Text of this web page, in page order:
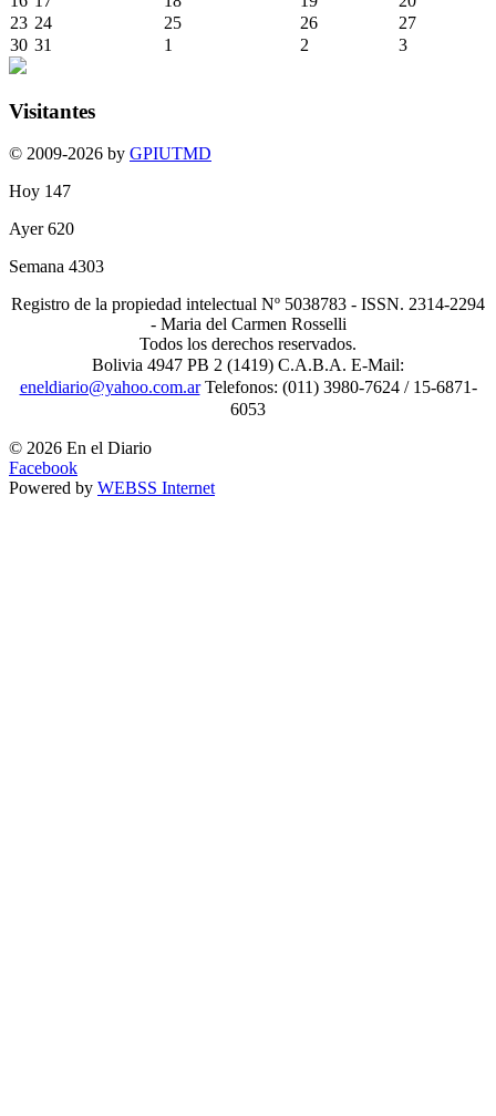
23 24 25 26
27
30 31 1 2 3
Visitantes
© 2009-2026 by GPIUTMD
Hoy 147
Ayer620
Semana 4303
Registro de la propiedad intelectual Nº 5038783 - ISSN. 2314-2294
- Maria del Carmen Rosselli
Todos los derechos reservados.
Bolivia 4947 PB 2 (1419) C.A.B.A. E-Mail:
eneldiario@yahoo.com.arTelefonos: (011) 3980-7624 / 15-6871-
6053
© 2026 En el Diario
Facebook
Powered by WEBSS Internet